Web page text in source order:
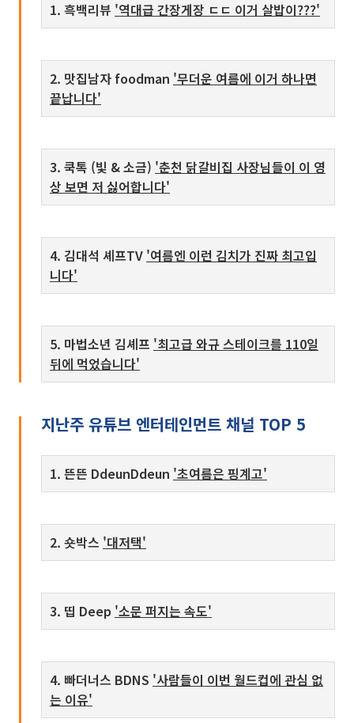
1. 흑백리뷰 '역대급 간장게장 ㄷㄷ 이거 살밥이???'
2. 맛집남자 foodman '무더운 여름에 이거 하나면
끝납니다'
3. 쿡톡 (빛 & 소금) '춘천 닭갈비집 사장님들이 이 영
상 보면 저 싫어합니다'
4. 김대석 셰프TV '여름엔 이런 김치가 진짜 최고입
니다'
5. 마법소년 김셰프 '최고급 와규 스테이크를 110일
뒤에 먹었습니다'
지난주 유튜브 엔터테인먼트 채널 TOP 5
1. 뜬뜬 DdeunDdeun '초여름은 핑계고'
2. 숏박스 '대저택'
3. 띱 Deep '소문 퍼지는 속도'
4. 빠더너스 BDNS '사람들이 이번 월드컵에 관심 없
는 이유'